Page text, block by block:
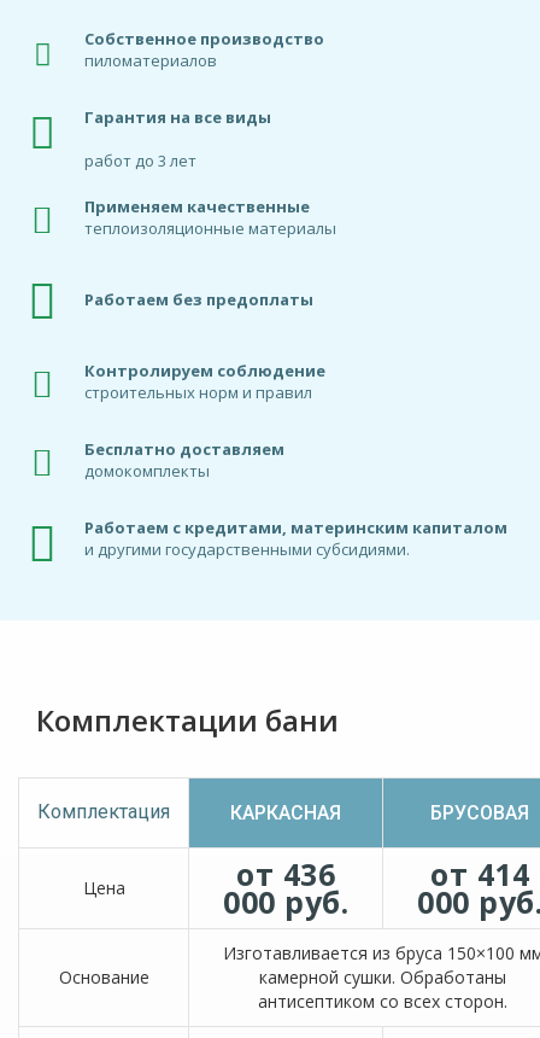
Собственное производство
пиломатериалов
Гарантия на все виды
работ до 3 лет
Применяем качественные
теплоизоляционные материалы
Работаем без предоплаты
Контролируем соблюдение
строительных норм и правил
Бесплатно доставляем
домокомплекты
Работаем с кредитами, материнским капиталом
и другими государственными субсидиями.
Комплектации бани
Комплектация КАРКАСНАЯ БРУСОВАЯ
Цена от 436
000 руб.
от 414
000
Основание
Изготавливается из бруса 150×100
камерной сушки. Обработаны
антисептиком со всех сторон.